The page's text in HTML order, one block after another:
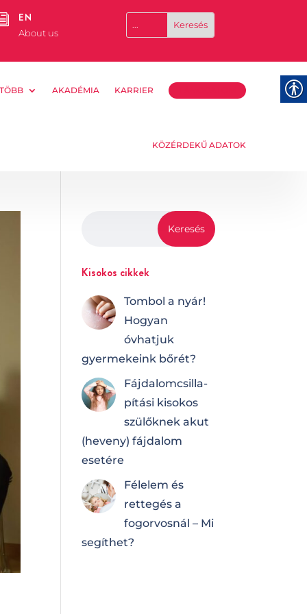
EN
About us
AKADÉMIA KARRIER
KÖZÉRDEKŰ ADATOK
Kisokos cikkek
Tombol a nyár!
Hogyan
óvhatjuk
gyermekeink bőrét?
Fájdalomcsilla­
pí­tá­si kisokos
szülőknek akut
(heveny) fájdalom
esetére
Félelem és
rettegés a
fogorvosnál – Mi
segíthet?